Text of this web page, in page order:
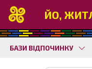
ЙО,
БАЗИ ВІДПОЧИНКУ